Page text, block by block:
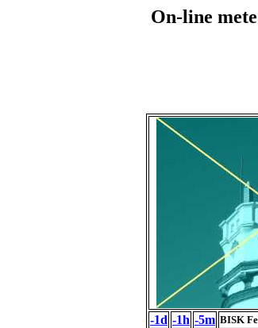
On-line
-1d -1h -5m BISK